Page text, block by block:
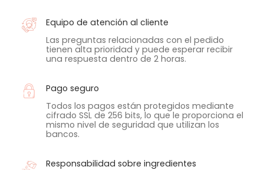
Equipo de atención al cliente
Las preguntas relacionadas con el pedido
tienen alta prioridad y puede esperar recibir
una respuesta dentro de 2 horas.
Pago seguro
Todos los pagos están protegidos mediante
cifrado SSL de 256 bits, lo que le proporciona el
mismo nivel de seguridad que utilizan los
bancos.
Responsabilidad sobre ingredientes